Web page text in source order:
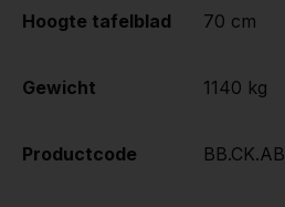
Hoogte tafelblad
Gewicht
Productcode
70 cm
1140 kg
BB.CK.AB